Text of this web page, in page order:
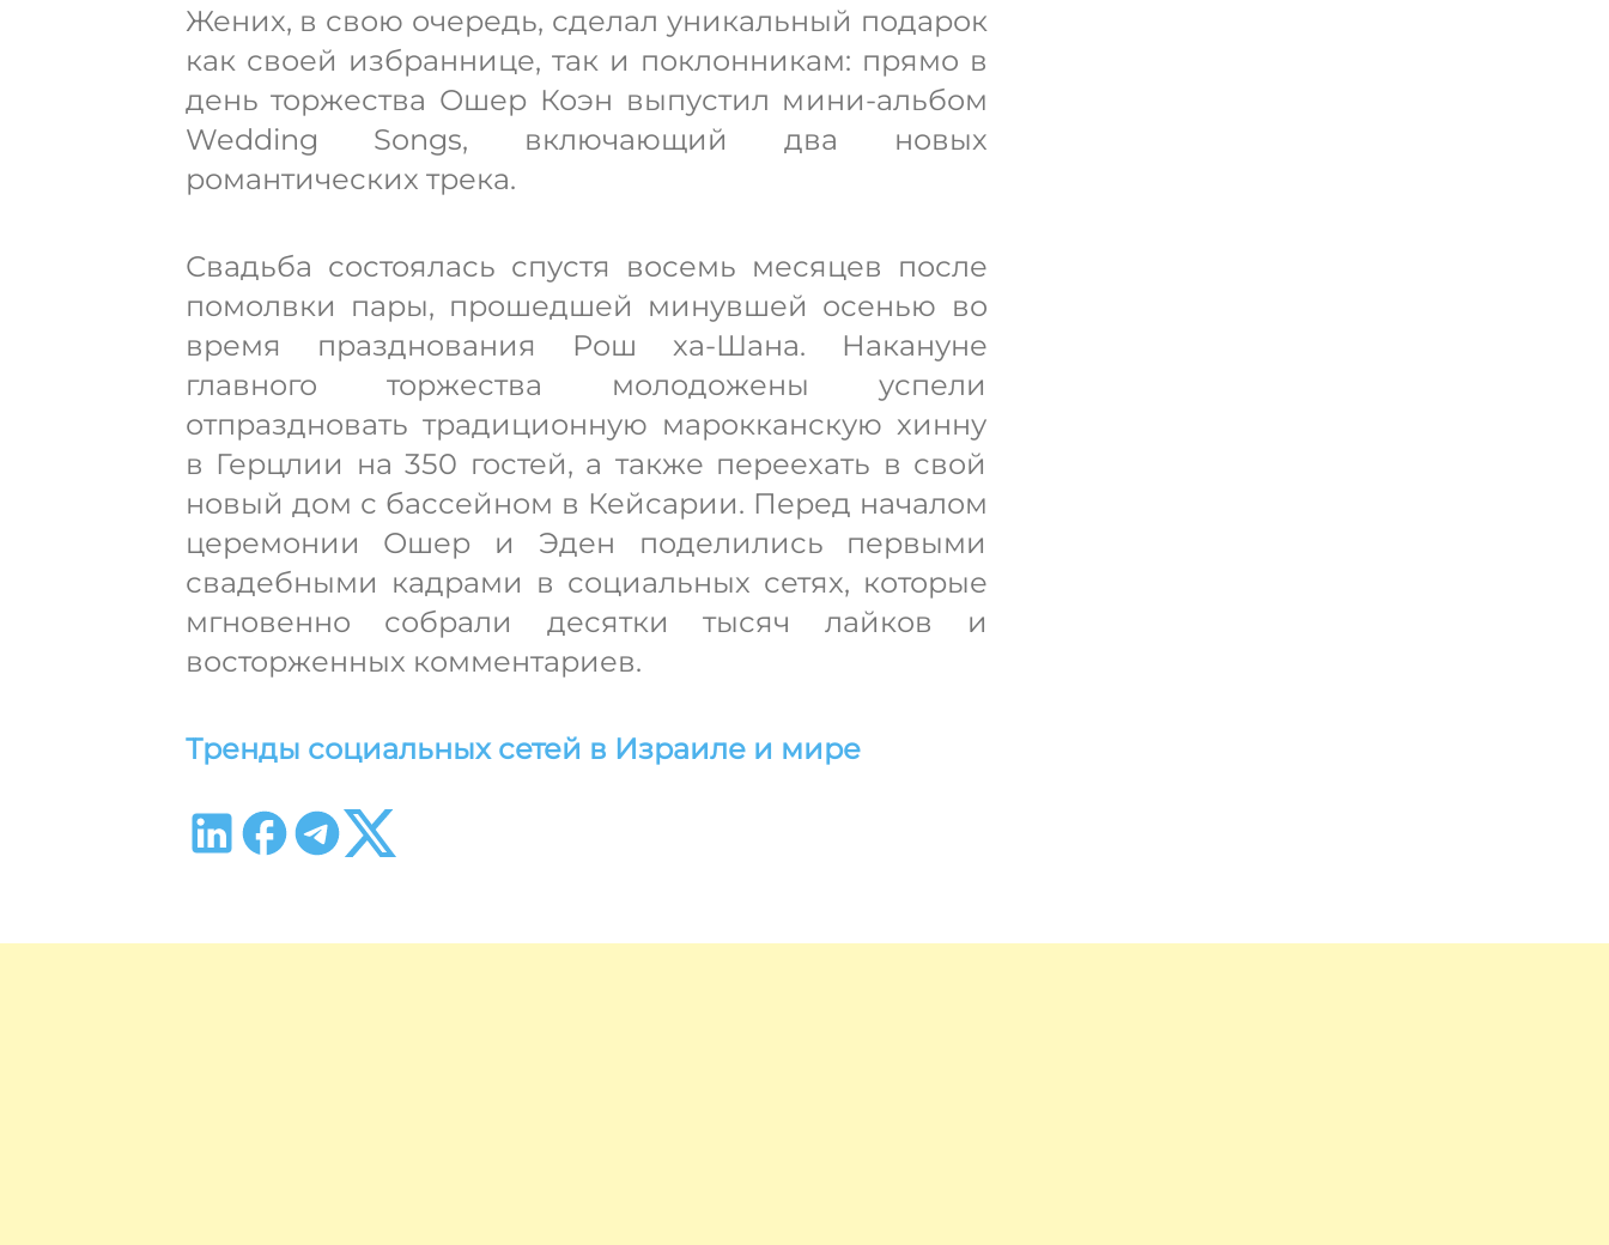
Жених, в свою очередь, сделал уникальный подарок
как своей избраннице, так и поклонникам: прямо в
день торжества Ошер Коэн выпустил мини-альбом
Wedding Songs, включающий два новых
романтических трека.
Свадьба состоялась спустя восемь месяцев после
помолвки пары, прошедшей минувшей осенью во
время празднования Рош ха-Шана. Накануне
главного торжества молодожены успели
отпраздновать традиционную марокканскую хинну
в Герцлии на 350 гостей, а также переехать в свой
новый дом с бассейном в Кейсарии. Перед началом
церемонии Ошер и Эден поделились первыми
свадебными кадрами в социальных сетях, которые
мгновенно собрали десятки тысяч лайков и
восторженных комментариев.
Тренды социальных сетей в Израиле и мире